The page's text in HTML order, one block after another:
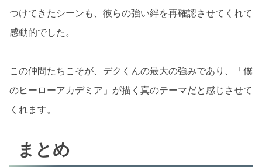
つけてきたシーンも、彼らの強い絆を再確認させてくれて
感動的でした。
この仲間たちこそが、デクくんの最大の強みであり、「僕
のヒーローアカデミア」が描く真のテーマだと感じさせて
くれます。
まとめ